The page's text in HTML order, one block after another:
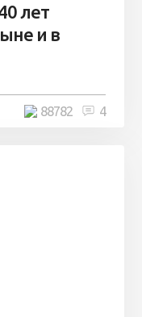
лет
и в
4
88782